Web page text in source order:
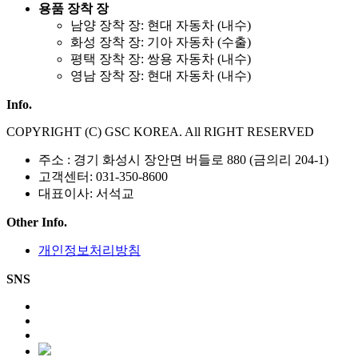
용품 장착 장
남양 장착 장: 현대 자동차 (내수)
화성 장착 장: 기아 자동차 (수출)
평택 장착 장: 쌍용 자동차 (내수)
영남 장착 장: 현대 자동차 (내수)
Info.
COPYRIGHT (C) GSC KOREA. All RIGHT RESERVED
주소 : 경기 화성시 장안면 버들로 880 (금의리 204-1)
고객센터: 031-350-8600
대표이사: 서석교
Other Info.
개인정보처리방침
SNS